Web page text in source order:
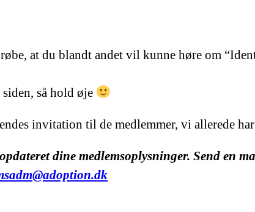
at du blandt andet vil kunne høre om
så hold øje
invitation til de medlemmer, vi allerede har
dine medlemsoplysninger. Send en